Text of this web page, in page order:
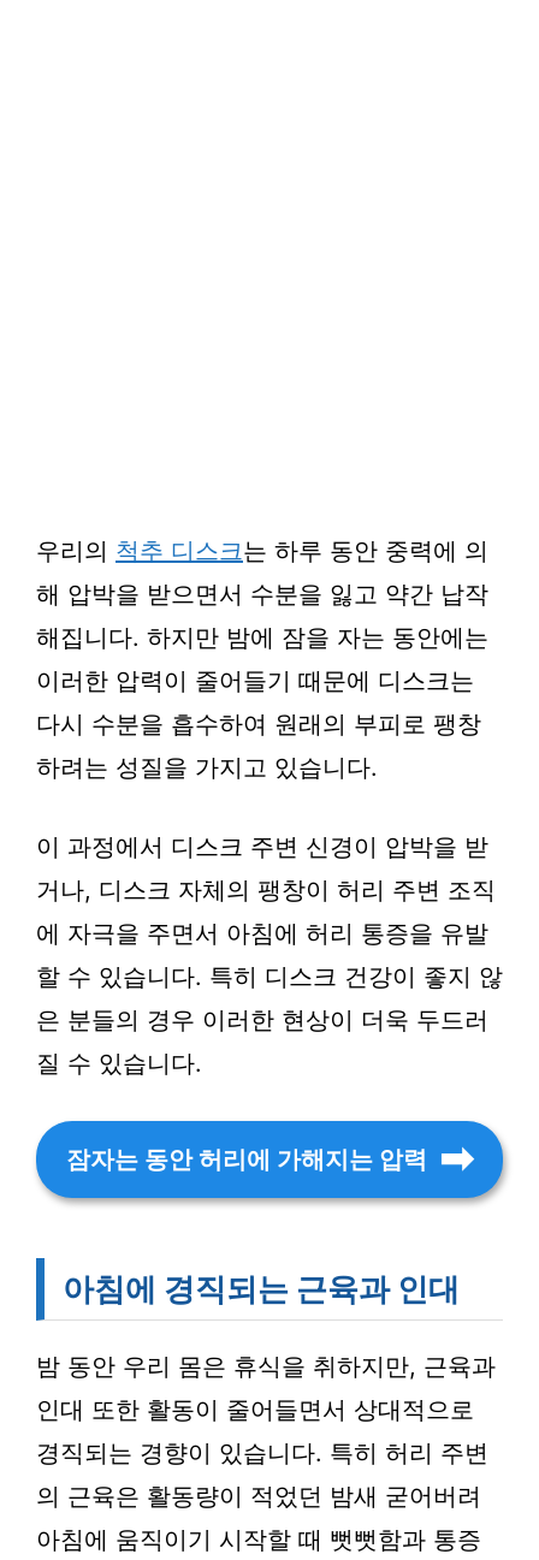
우리의 척추 디스크는 하루 동안 중력에 의
해 압박을 받으면서 수분을 잃고 약간 납작
해집니다. 하지만 밤에 잠을 자는 동안에는
이러한 압력이 줄어들기 때문에 디스크는
다시 수분을 흡수하여 원래의 부피로 팽창
하려는 성질을 가지고 있습니다.
이 과정에서 디스크 주변 신경이 압박을 받
거나, 디스크 자체의 팽창이 허리 주변 조직
에 자극을 주면서 아침에 허리 통증을 유발
할 수 있습니다. 특히 디스크 건강이 좋지 않
은 분들의 경우 이러한 현상이 더욱 두드러
질 수 있습니다.
잠자는 동안 허리에 가해지는 압력
아침에 경직되는 근육과 인대
밤 동안 우리 몸은 휴식을 취하지만, 근육과
인대 또한 활동이 줄어들면서 상대적으로
경직되는 경향이 있습니다. 특히 허리 주변
의 근육은 활동량이 적었던 밤새 굳어버려
아침에 움직이기 시작할 때 뻣뻣함과 통증